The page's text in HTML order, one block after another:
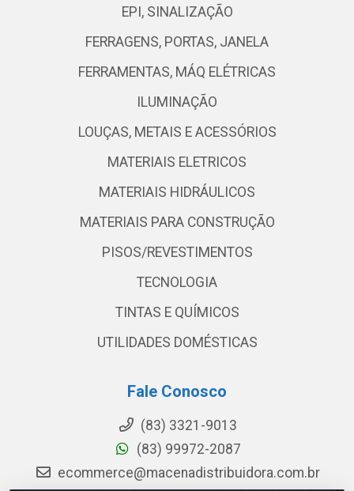
EPI, SINALIZAÇÃO
FERRAGENS, PORTAS, JANELA
FERRAMENTAS, MÁQ ELÉTRICAS
ILUMINAÇÃO
LOUÇAS, METAIS E ACESSÓRIOS
MATERIAIS ELETRICOS
MATERIAIS HIDRÁULICOS
MATERIAIS PARA CONSTRUÇÃO
PISOS/REVESTIMENTOS
TECNOLOGIA
TINTAS E QUÍMICOS
UTILIDADES DOMÉSTICAS
Fale Conosco
(83) 3321-9013
(83) 99972-2087
ecommerce@macenadistribuidora.com.br